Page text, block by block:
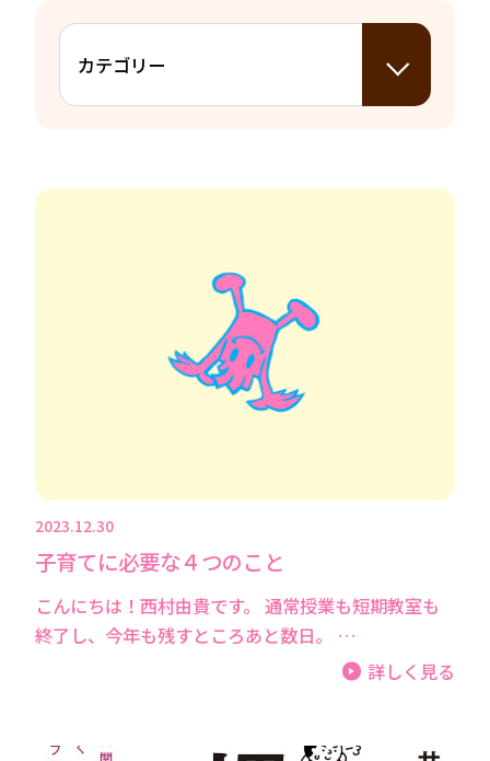
2023.12.30
子育てに必要な４つのこと
こんにちは！西村由貴です。 通常授業も短期教室も
終了し、今年も残すところあと数日。 …
詳しく見る